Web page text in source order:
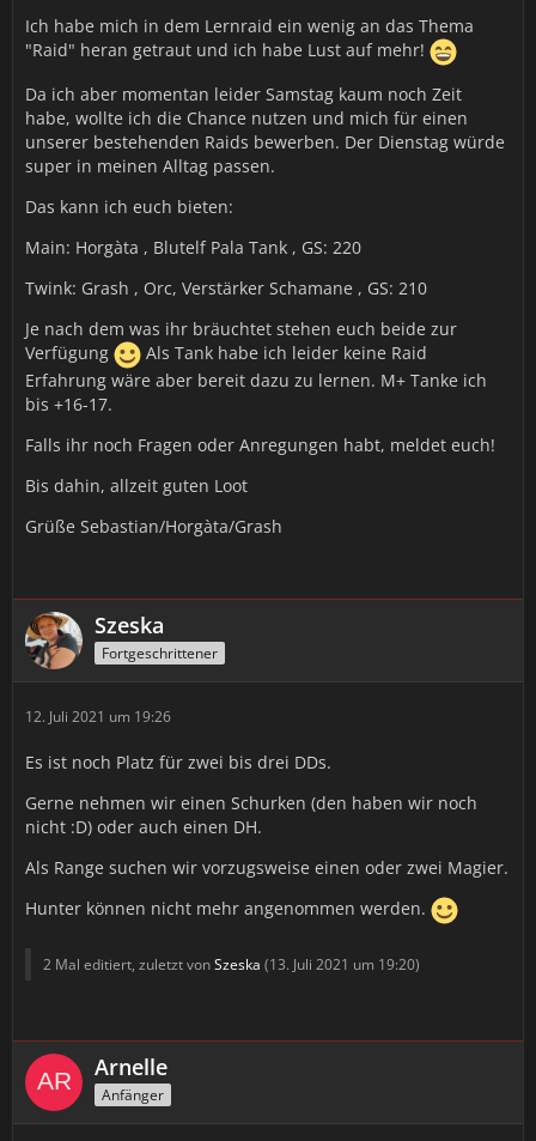
Ich habe mich in dem Lernraid ein wenig an das Thema
"Raid" heran getraut und ich habe Lust auf mehr!
Da ich aber momentan leider Samstag kaum noch Zeit
habe, wollte ich die Chance nutzen und mich für einen
unserer bestehenden Raids bewerben. Der Dienstag würde
super in meinen Alltag passen.
Das kann ich euch bieten:
Main: Horgàta , Blutelf Pala Tank , GS: 220
Twink: Grash , Orc, Verstärker Schamane , GS: 210
Je nach dem was ihr bräuchtet stehen euch beide zur
Verfügung
Als Tank habe ich leider keine Raid
Erfahrung wäre aber bereit dazu zu lernen. M+ Tanke ich
bis +16-17.
Falls ihr noch Fragen oder Anregungen habt, meldet euch!
Bis dahin, allzeit guten Loot
Grüße Sebastian/Horgàta/Grash
Szeska
Fortgeschrittener
12. Juli 2021 um 19:26
Es ist noch Platz für zwei bis drei DDs.
Gerne nehmen wir einen Schurken (den haben wir noch
nicht :D) oder auch einen DH.
Als Range suchen wir vorzugsweise einen oder zwei Magier.
Hunter können nicht mehr angenommen werden.
2 Mal editiert, zuletzt vonSzeska (13. Juli 2021 um 19:20)
Arnelle
Anfänger